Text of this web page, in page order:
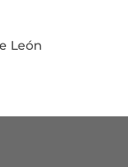
León